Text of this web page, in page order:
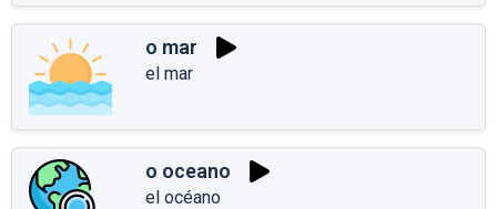
o mar
el mar
o oceano
el océano